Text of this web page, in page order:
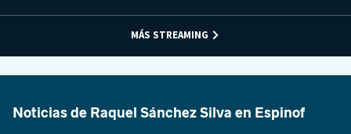
MÁS STREAMING
Noticias de Raquel Sánchez Silva en Espinof